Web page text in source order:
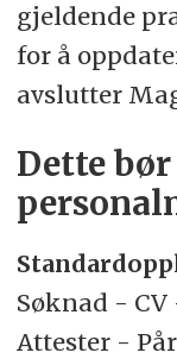
gjeldende
for å
avslutter
Dette
Søknad -
Attester -